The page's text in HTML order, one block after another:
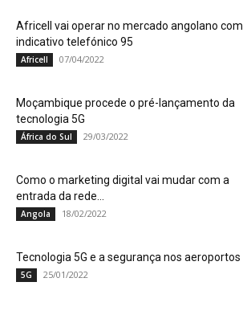
Africell vai operar no mercado angolano com
indicativo telefónico 95
Africell 07/04/2022
Moçambique procede o pré-lançamento da
tecnologia 5G
África do Sul 29/03/2022
Como o marketing digital vai mudar com a
entrada da rede...
Angola 18/02/2022
Tecnologia 5G e a segurança nos aeroportos
5G 25/01/2022